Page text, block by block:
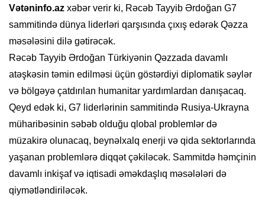
Vətəninfo.az xəbər verir ki, Rəcəb Tayyib Ərdoğan G7
sammitində dünya liderləri qarşısında çıxış edərək Qəzza
məsələsini dilə gətirəcək.
Rəcəb Tayyib Ərdoğan Türkiyənin Qəzzada davamlı
atəşkəsin təmin edilməsi üçün göstərdiyi diplomatik səylər
və bölgəyə çatdırılan humanitar yardımlardan danışacaq.
Qeyd edək ki, G7 liderlərinin sammitində Rusiya-Ukrayna
müharibəsinin səbəb olduğu qlobal problemlər də
müzakirə olunacaq, beynəlxalq enerji və qida sektorlarında
yaşanan problemlərə diqqət çəkiləcək. Sammitdə həmçinin
davamlı inkişaf və iqtisadi əməkdaşlıq məsələləri də
qiymətləndiriləcək.